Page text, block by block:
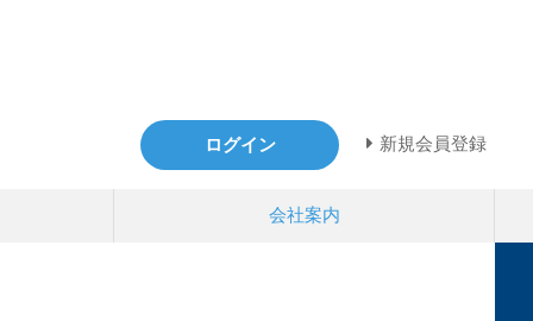
ログイン 新規会員登録
会社案内